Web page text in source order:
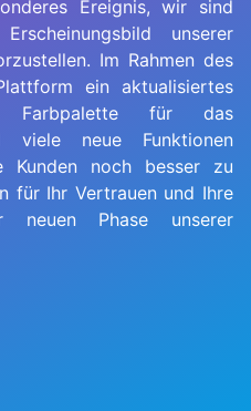
Ereignis, wir sind
unserer
Im Rahmen des
ein aktualisiertes
Farbpalette für das
viele neue Funktionen
Kunden noch besser zu
für Ihr Vertrauen und Ihre
neuen Phase unserer